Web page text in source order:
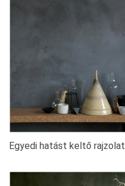
Egyedi hatást keltő rajzolat